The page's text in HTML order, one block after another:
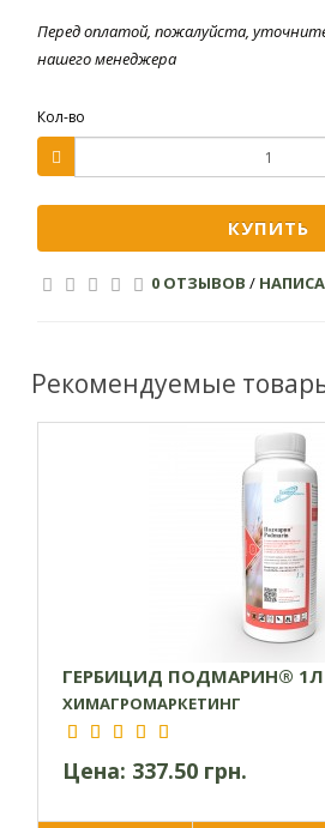
сахарная
Однолетние
сорняки
Внимание!Не рекомендуется
препарата с температурой ниже
Перед оплатой, пожалуйста,
нашего менеджера
Кол-во
КУПИТЬ
0 ОТЗЫВОВ /
Рекомендуемые
ГЕРБИЦИД ПОДМАРИН® 1Л
ХИМАГРОМАРКЕТИНГ
Цена: 337.50 грн.